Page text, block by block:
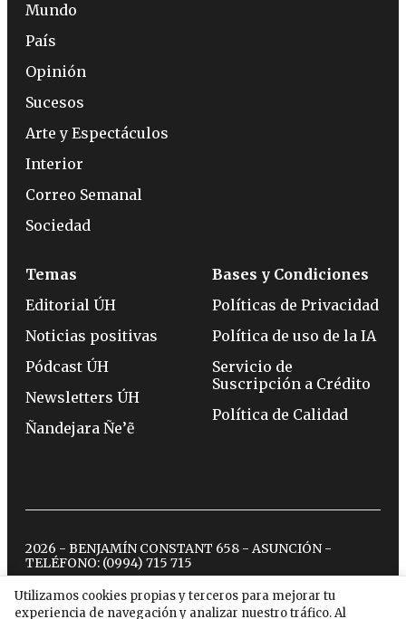
Utilizamos cookies propias y terceros para mejorar tu
experiencia de navegación y analizar nuestro tráfico. Al
Mundo
País
Opinión
Sucesos
Arte y Espectáculos
Interior
Correo Semanal
Sociedad
Temas
Editorial ÚH
Noticias positivas
Pódcast ÚH
Newsletters ÚH
Ñandejara Ñe’ẽ
Bases y Condiciones
Políticas de Privacidad
Política de uso de la IA
Servicio de
Suscripción a Crédito
Política de Calidad
2026 - BENJAMÍN CONSTANT 658 - ASUNCIÓN -
TELÉFONO: (0994) 715 715